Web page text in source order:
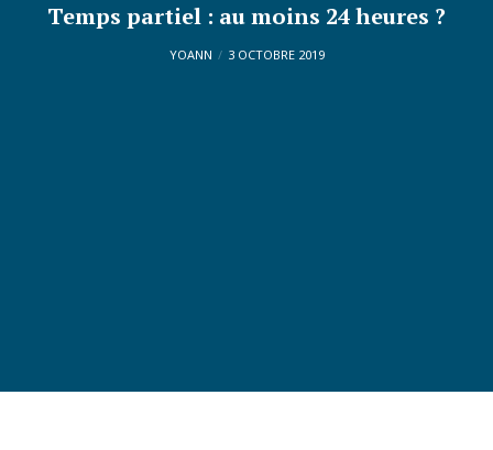
Temps partiel : au moins 24 heures ?
YOANN 3 OCTOBRE 2019